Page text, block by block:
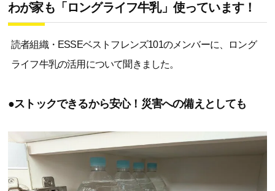
わが家も「ロングライフ牛乳」使っています！
読者組織・ESSEベストフレンズ101のメンバーに、ロング
ライフ牛乳の活用について聞きました。
●ストックできるから安心！災害への備えとしても